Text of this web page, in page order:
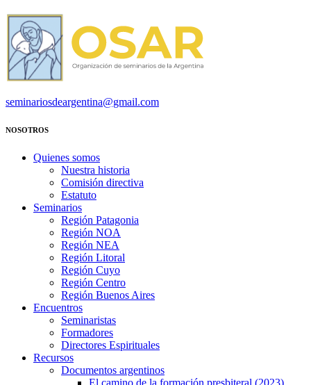
seminariosdeargentina@gmail.com
NOSOTROS
Quienes somos
Nuestra historia
Comisión directiva
Estatuto
Seminarios
Región Patagonia
Región NOA
Región NEA
Región Litoral
Región Cuyo
Región Centro
Región Buenos Aires
Encuentros
Seminaristas
Formadores
Directores Espirituales
Recursos
Documentos argentinos
El camino de la formación presbiteral (2023)